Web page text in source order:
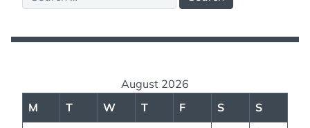
for:
August 2026
M
T W T F S S